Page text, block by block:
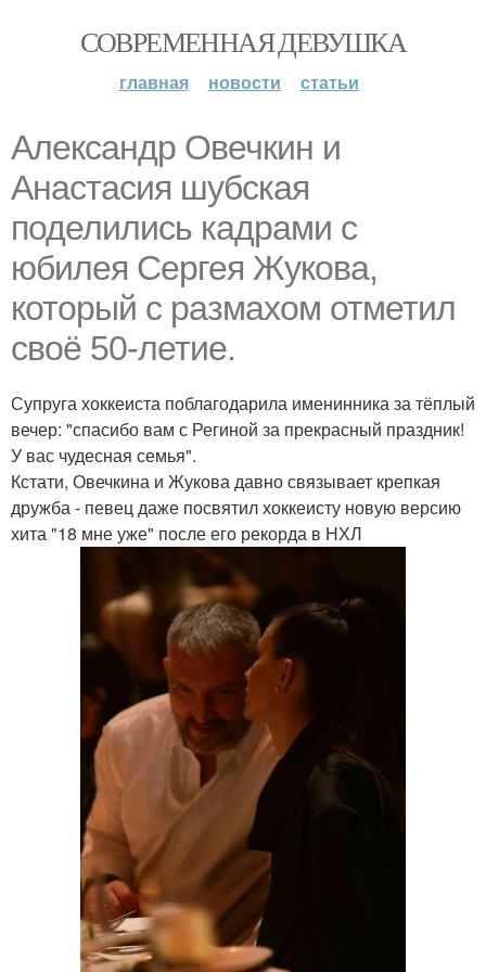
СОВРЕМЕННАЯ ДЕВУШКА
главная новости статьи
Александр Овечкин и
Анастасия шубская
поделились кадрами с
юбилея Сергея Жукова,
который с размахом отметил
своё 50-летие.
Супруга хоккеиста поблагодарила именинника за тёплый
вечер: "спасибо вам с Региной за прекрасный праздник!
У вас чудесная семья".
Кстати, Овечкина и Жукова давно связывает крепкая
дружба - певец даже посвятил хоккеисту новую версию
хита "18 мне уже" после его рекорда в НХЛ